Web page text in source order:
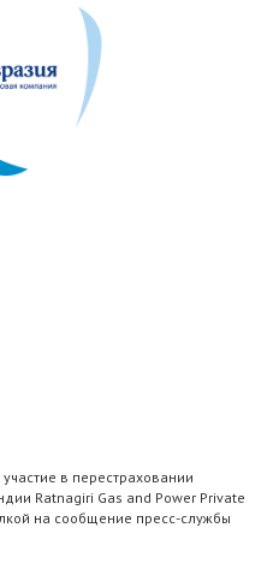
в перестраховании
Ratnagiri Gas and Power Private
на сообщение пресс-службы